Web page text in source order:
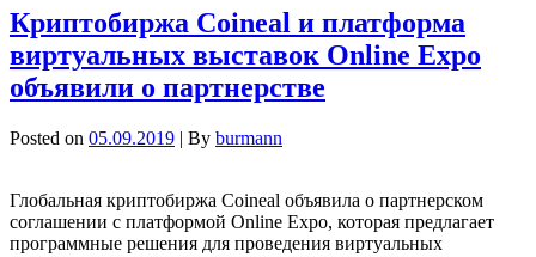
Криптобиржа Coineal и платформа
виртуальных выставок Online Expo
объявили о партнерстве
Posted on 05.09.2019 | By burmann
Глобальная криптобиржа Coineal объявила о партнерском
соглашении с платформой Online Expo, которая предлагает
программные решения для проведения виртуальных